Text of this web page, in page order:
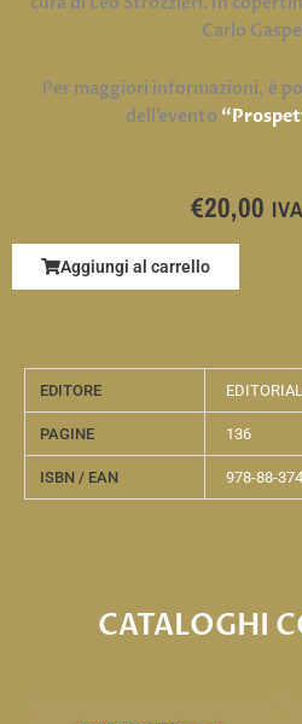
Carlo
Per maggiori informazioni, è
dell’evento
€20,00
Aggiungi al carrello
EDITORE
PAGINE 136
ISBN / EAN 978-88-
CATALOGHI